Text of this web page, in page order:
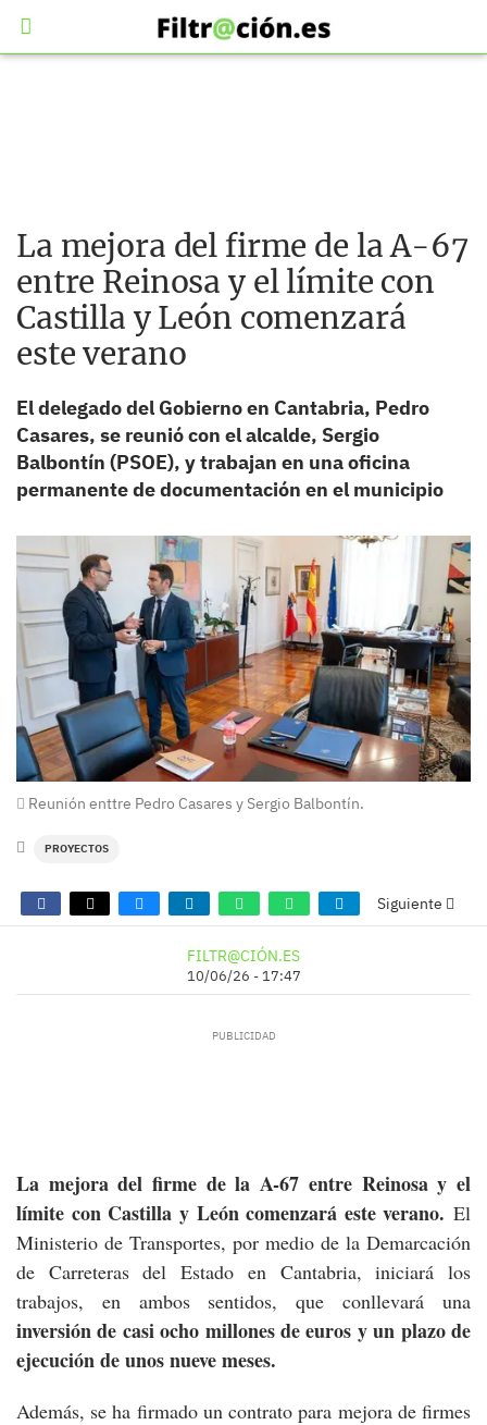
La mejora del firme de la A-67
entre Reinosa y el límite con
Castilla y León comenzará
este verano
El delegado del Gobierno en Cantabria, Pedro
Casares, se reunió con el alcalde, Sergio
Balbontín (PSOE), y trabajan en una oficina
permanente de documentación en el municipio
Reunión enttre Pedro Casares y Sergio Balbontín.
PROYECTOS
Siguiente
FILTR@CIÓN.ES
10/06/26 - 17:47
La mejora del firme de la A-67 entre Reinosa y el
límite con Castilla y León comenzará este verano. El
Ministerio de Transportes, por medio de la Demarcación
de Carreteras del Estado en Cantabria, iniciará los
trabajos, en ambos sentidos, que conllevará una
inversión de casi ocho millones de euros y un plazo de
ejecución de unos nueve meses.
Además, se ha firmado un contrato para mejora de firmes